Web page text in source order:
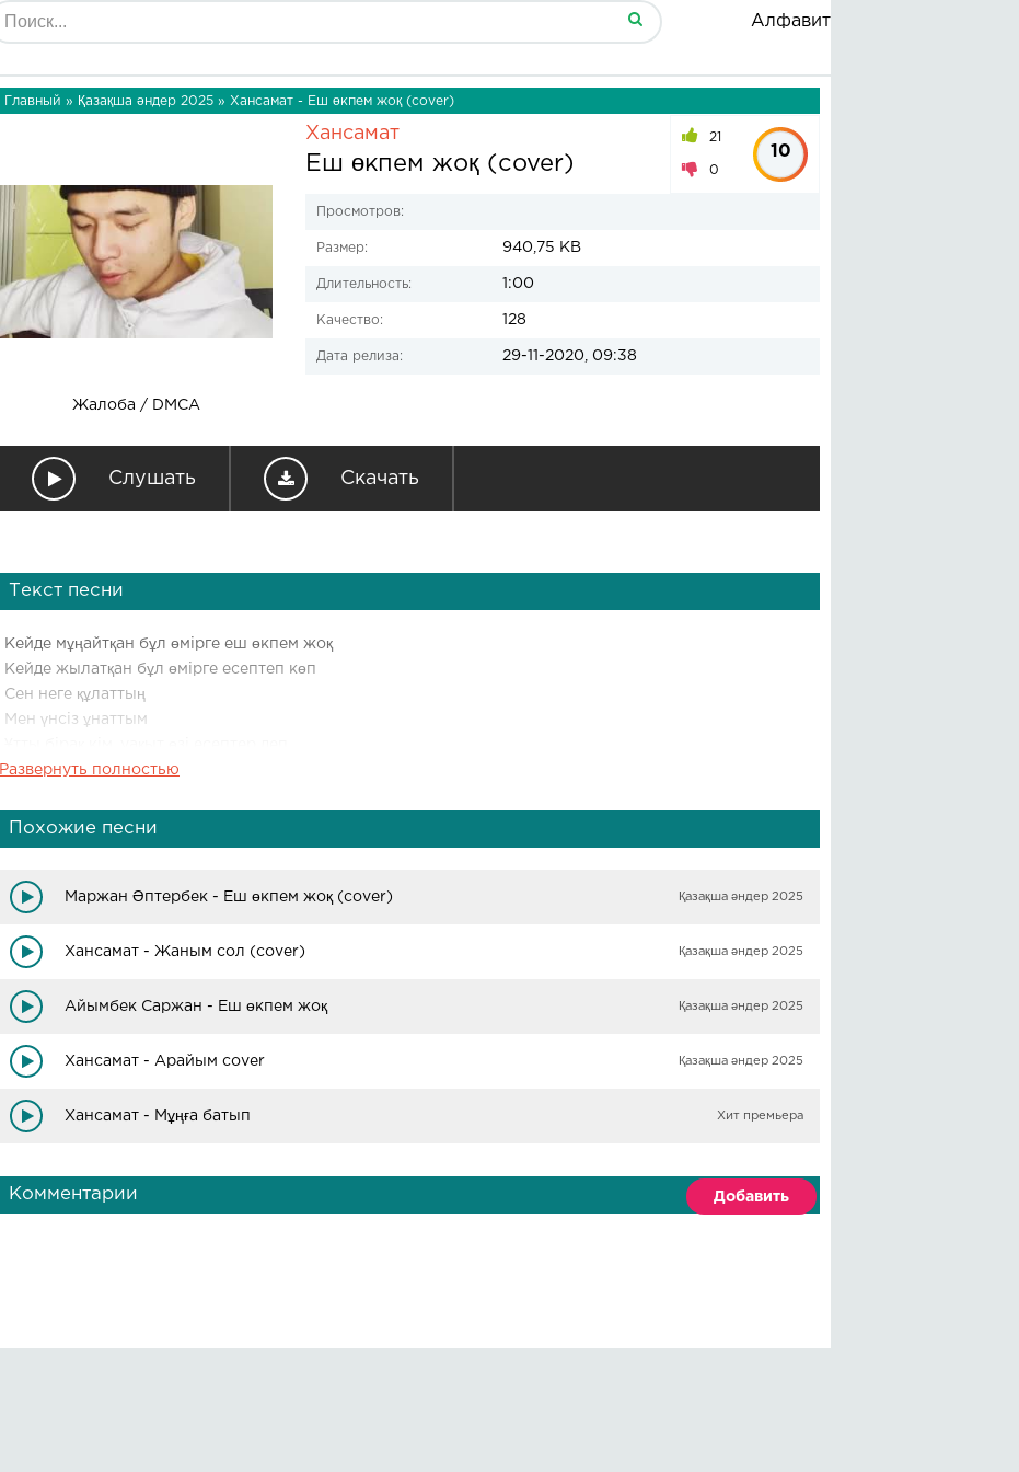
Алфавит
Главный » Қазақша әндер 2025 » Хансамат - Еш өкпем жоқ (cover)
Жалоба / DMCA
Хансамат
Еш өкпем жоқ (cover)
21
0
10
Просмотров:
Размер: 940,75 KB
Длительность: 1:00
Качество: 128
Дата релиза: 29-11-2020, 09:38
Слушать Скачать
Текст песни
Кейде мұңайтқан бұл өмірге еш өкпем жоқ
Кейде жылатқан бұл өмірге есептеп көп
Сен неге құлаттың
Мен үнсіз ұнаттым
Сөздер, сөздер жанға жайлы
Көздер, көздер, көздер күлсін мейлі
Развернуть полностью
Похожие песни
Маржан Әптербек - Еш өкпем жоқ (cover) Қазақша әндер 2025
Хансамат - Жаным сол (cover) Қазақша әндер 2025
Айымбек Саржан - Еш өкпем жоқ Қазақша әндер 2025
Хансамат - Арайым cover Қазақша әндер 2025
Хансамат - Мұңға батып Хит премьера
Комментарии Добавить